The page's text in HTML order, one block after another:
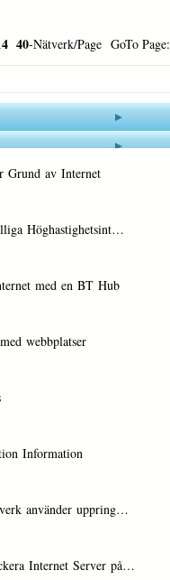
40-Nätverk/Page GoTo Page:
Grund av Internet
Höghastighetsint…
med en BT Hub
webbplatser
Information
använder uppring…
Internet Server på…